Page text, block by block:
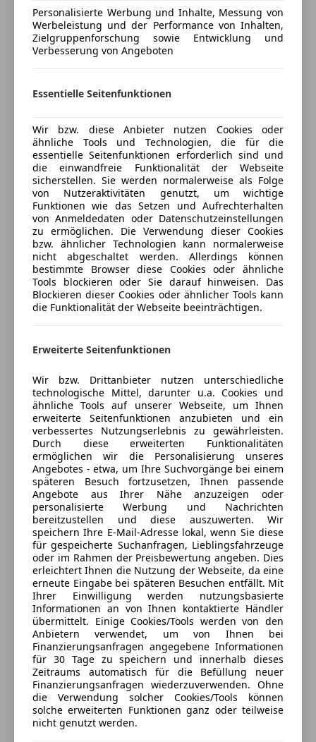
Tagfahrlicht
Extras
Sportpaket
Versicherungsschutz an Ihre Bedürfnisse
anpassen
Freischaden-Gutschein ab Stufe 0
Jetzt berechnen
Verkäufer Händler
Rudi Lins Gesellschaft m.b.H. & Co.
Sternebewertung 5 von 5
5Sterne
(100% Weiterempfehlungen)
Anbieter auf AutoScout24 seit 2021
Stephan Lins
Anbieter kontaktieren
Deine Nachricht
Eintauschwagen: Kaufen und verkaufen in nur einem
Schritt
Ich möchte mein Auto in Zahlung geben
(unverbindlich).
Fahrzeugdaten hinzufügen
Personalisierte Werbung und Inhalte, Messung von
Werbeleistung und der Performance von Inhalten,
Zielgruppenforschung sowie Entwicklung und
Verbesserung von Angeboten
Essentielle Seitenfunktionen
Wir bzw. diese Anbieter nutzen Cookies oder
ähnliche Tools und Technologien, die für die
essentielle Seitenfunktionen erforderlich sind und
die einwandfreie Funktionalität der Webseite
sicherstellen. Sie werden normalerweise als Folge
von Nutzeraktivitäten genutzt, um wichtige
Funktionen wie das Setzen und Aufrechterhalten
von Anmeldedaten oder Datenschutzeinstellungen
zu ermöglichen. Die Verwendung dieser Cookies
bzw. ähnlicher Technologien kann normalerweise
nicht abgeschaltet werden. Allerdings können
bestimmte Browser diese Cookies oder ähnliche
Tools blockieren oder Sie darauf hinweisen. Das
Blockieren dieser Cookies oder ähnlicher Tools kann
die Funktionalität der Webseite beeinträchtigen.
Erweiterte Seitenfunktionen
Wir bzw. Drittanbieter nutzen unterschiedliche
technologische Mittel, darunter u.a. Cookies und
ähnliche Tools auf unserer Webseite, um Ihnen
erweiterte Seitenfunktionen anzubieten und ein
verbessertes Nutzungserlebnis zu gewährleisten.
Durch diese erweiterten Funktionalitäten
ermöglichen wir die Personalisierung unseres
Angebotes - etwa, um Ihre Suchvorgänge bei einem
späteren Besuch fortzusetzen, Ihnen passende
Angebote aus Ihrer Nähe anzuzeigen oder
personalisierte Werbung und Nachrichten
bereitzustellen und diese auszuwerten. Wir
speichern Ihre E-Mail-Adresse lokal, wenn Sie diese
für gespeicherte Suchanfragen, Lieblingsfahrzeuge
oder im Rahmen der Preisbewertung angeben. Dies
erleichtert Ihnen die Nutzung der Webseite, da eine
erneute Eingabe bei späteren Besuchen entfällt. Mit
Ihrer Einwilligung werden nutzungsbasierte
Informationen an von Ihnen kontaktierte Händler
übermittelt. Einige Cookies/Tools werden von den
Anbietern verwendet, um von Ihnen bei
Finanzierungsanfragen angegebene Informationen
für 30 Tage zu speichern und innerhalb dieses
Zeitraums automatisch für die Befüllung neuer
Finanzierungsanfragen wiederzuverwenden. Ohne
die Verwendung solcher Cookies/Tools können
solche erweiterten Funktionen ganz oder teilweise
nicht genutzt werden.